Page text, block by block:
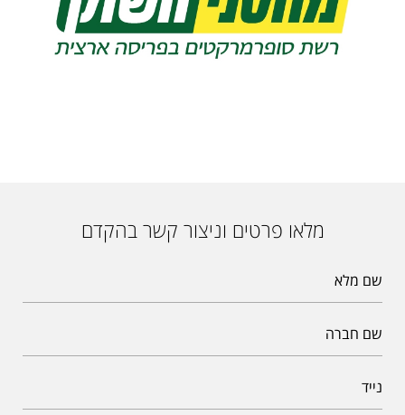
מלאו פרטים וניצור קשר בהקדם